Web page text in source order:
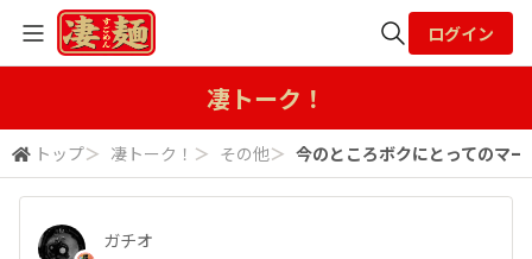
検索
ログイン
凄トーク！
トップ＞ 凄トーク！ ＞ その他＞ 今のところボクにとってのマ
ガチオ